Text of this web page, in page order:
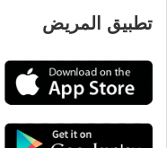
تطبيق المريض